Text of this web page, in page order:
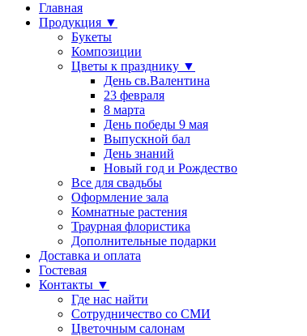
Главная
Продукция ▼
Букеты
Композиции
Цветы к празднику ▼
День св.Валентина
23 февраля
8 марта
День победы 9 мая
Выпускной бал
День знаний
Новый год и Рождество
Все для свадьбы
Оформление зала
Комнатные растения
Траурная флористика
Дополнительные подарки
Доставка и оплата
Гостевая
Контакты ▼
Где нас найти
Сотрудничество со СМИ
Цветочным салонам